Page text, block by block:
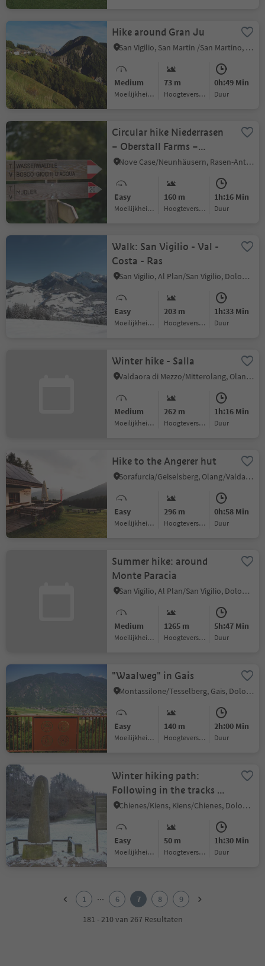
Hike around Gran Ju
San Vigilio, San Martin /San Martino, Dolomites Region Kronplatz/Plan de Corones
Medium
Moeilijkheidsgraad
73 m
Hoogteverschil
0h:49 Min
Duur
Circular hike Niederrasen
– Oberstall Farms –
Oberrasen
Nove Case/Neunhäusern, Rasen-Antholz/Rasun Anterselva, Dolomites Region Kronplatz/Plan de Corones
Easy
Moeilijkheidsgraad
160 m
Hoogteverschil
1h:16 Min
Duur
Walk: San Vigilio - Val -
Costa - Ras
San Vigilio, Al Plan/San Vigilio, Dolomites Region Kronplatz/Plan de Corones
Easy
Moeilijkheidsgraad
203 m
Hoogteverschil
1h:33 Min
Duur
Winter hike - Salla
Valdaora di Mezzo/Mitterolang, Olang/Valdaora, Dolomites Region Kronplatz/Plan de Corones
Medium
Moeilijkheidsgraad
262 m
Hoogteverschil
1h:16 Min
Duur
Hike to the Angerer hut
Sorafurcia/Geiselsberg, Olang/Valdaora, Dolomites Region Kronplatz/Plan de Corones
Easy
Moeilijkheidsgraad
296 m
Hoogteverschil
0h:58 Min
Duur
Summer hike: around
Monte Paracia
San Vigilio, Al Plan/San Vigilio, Dolomites Region Kronplatz/Plan de Corones
Medium
Moeilijkheidsgraad
1265 m
Hoogteverschil
5h:47 Min
Duur
"Waalweg" in Gais
Montassilone/Tesselberg, Gais, Dolomites Region Kronplatz/Plan de Corones
Easy
Moeilijkheidsgraad
140 m
Hoogteverschil
2h:00 Min
Duur
Winter hiking path:
Following in the tracks of
the ancient romans
Chienes/Kiens, Kiens/Chienes, Dolomites Region Kronplatz/Plan de Corones
Easy
Moeilijkheidsgraad
50 m
Hoogteverschil
1h:30 Min
Duur
1 ... 6 7 8
9
181 - 210 van 267 Resultaten